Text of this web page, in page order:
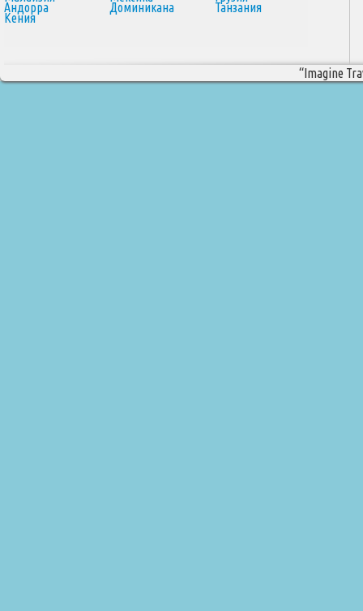
Андорра Доминикана Танзания
Кения
“Imagine